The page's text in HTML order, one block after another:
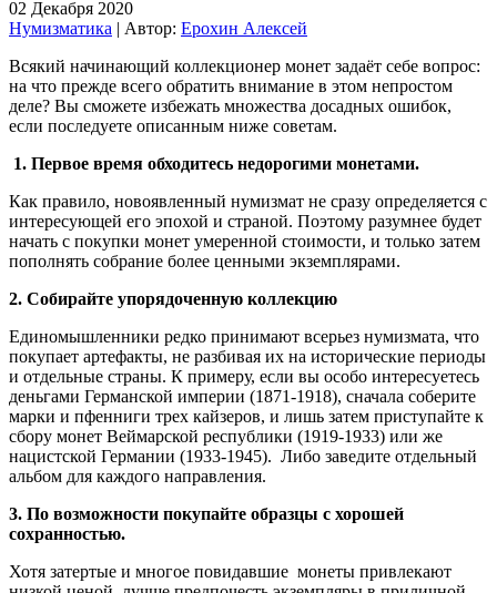
02 Декабря 2020
Нумизматика | Автор: Ерохин Алексей
Всякий начинающий коллекционер монет задаёт себе вопрос:
на что прежде всего обратить внимание в этом непростом
деле? Вы сможете избежать множества досадных ошибок,
если последуете описанным ниже советам.
1. Первое время обходитесь недорогими монетами.
Как правило, новоявленный нумизмат не сразу определяется с
интересующей его эпохой и страной. Поэтому разумнее будет
начать с покупки монет умеренной стоимости, и только затем
пополнять собрание более ценными экземплярами.
2. Собирайте упорядоченную коллекцию
Единомышленники редко принимают всерьез нумизмата, что
покупает артефакты, не разбивая их на исторические периоды
и отдельные страны. К примеру, если вы особо интересуетесь
деньгами Германской империи (1871-1918), сначала соберите
марки и пфенниги трех кайзеров, и лишь затем приступайте к
сбору монет Веймарской республики (1919-1933) или же
нацистской Германии (1933-1945). Либо заведите отдельный
альбом для каждого направления.
3. По возможности покупайте образцы с хорошей
сохранностью.
Хотя затертые и многое повидавшие монеты привлекают